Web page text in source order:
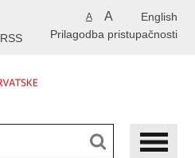
English
A A
Prilagodba pristupačnosti
RSS